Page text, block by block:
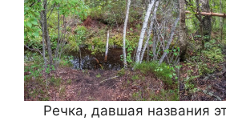
Речка, давшая названия